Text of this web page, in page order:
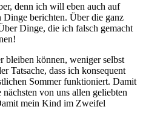
denn ich will eben auch auf
Dinge berichten. Über die ganz
Dinge, die ich falsch gemacht
bleiben können, weniger selbst
Tatsache, dass ich konsequent
Sommer funktioniert. Damit
von uns allen geliebten
mein Kind im Zweifel